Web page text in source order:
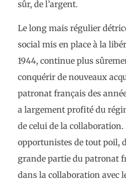
sûr, de l’argent.
Le long mais régulier
social mis en place à la
1944, continue plus
conquérir de nouveaux
patronat français des
a largement profité du
de celui de la
opportunistes de tout poil,
grande partie du patronat
dans la collaboration avec